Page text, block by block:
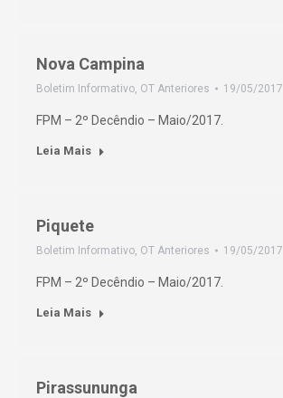
Nova Campina
Boletim Informativo, OT Anteriores 19/05/2017
FPM – 2º Decêndio – Maio/2017.
Leia Mais
Piquete
Boletim Informativo, OT Anteriores 19/05/2017
FPM – 2º Decêndio – Maio/2017.
Leia Mais
Pirassununga